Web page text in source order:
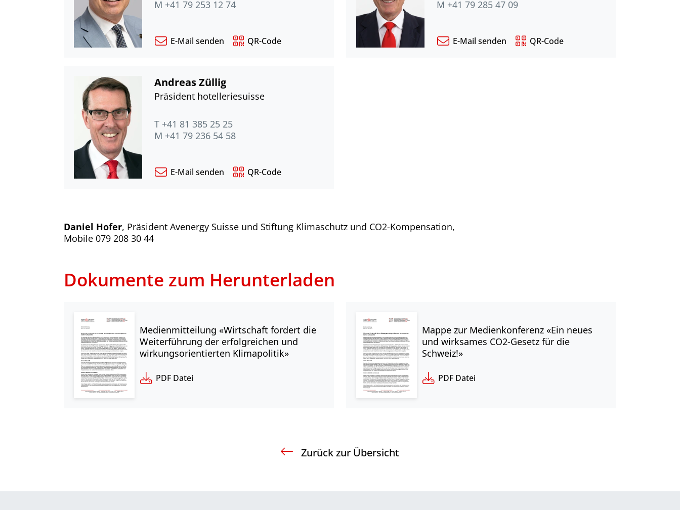
M +41 79 253 12 74
E-Mail senden QR-Code
M +41 79 285 47 09
E-Mail senden QR-Code
Andreas Züllig
Präsident hotelleriesuisse
T +41 81 385 25 25
M +41 79 236 54 58
E-Mail senden QR-Code
Daniel Hofer, Präsident Avenergy Suisse und Stiftung Klimaschutz und CO2-Kompensation,
Mobile 079 208 30 44
Dokumente zum Herunterladen
Medienmitteilung «Wirtschaft fordert die
Weiterführung der erfolgreichen und
wirkungsorientierten Klimapolitik»
PDF Datei
Mappe zur Medienkonferenz «Ein neues
und wirksames CO2-Gesetz für die
Schweiz!»
PDF Datei
Zurück zur Übersicht